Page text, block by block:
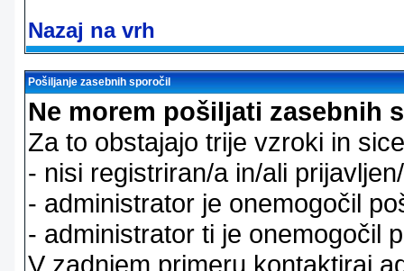
Nazaj na vrh
Pošiljanje zasebnih sporočil
Ne morem pošiljati zasebnih
Za to obstajajo trije vzroki in
- nisi registriran/a in/ali
- administrator je onemogočil
- administrator ti je onemogočil
V zadnjem primeru kontaktiraj